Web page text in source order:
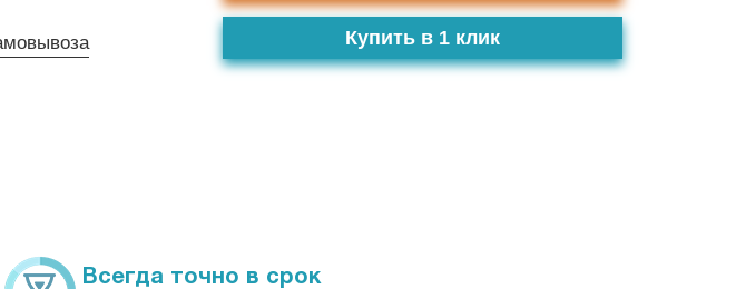
Купить в 1 клик
Всегда точно в срок